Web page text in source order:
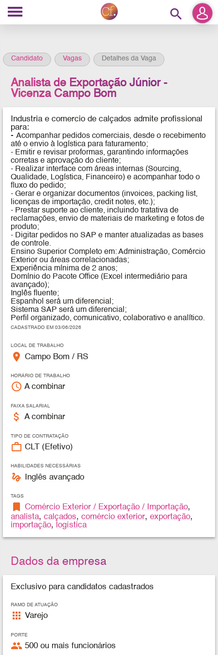
search
Candidato Vagas Detalhes da Vaga
Analista de Exportação Júnior -
Vicenza Campo Bom
Industria e comercio de calçados admite profissional
para:
-Acompanhar pedidos comerciais, desde o recebimento
até o envio à logística para faturamento;
- Emitir e revisar proformas, garantindo informações
corretas e aprovação do cliente;
- Realizar interface com áreas internas (Sourcing,
Qualidade, Logística, Financeiro) e acompanhar todo o
fluxo do pedido;
- Gerar e organizar documentos (invoices, packing list,
licenças de importação, credit notes, etc.);
- Prestar suporte ao cliente, incluindo tratativa de
reclamações, envio de materiais de marketing e fotos de
produto;
- Digitar pedidos no SAP e manter atualizadas as bases
de controle.
Ensino Superior Completo em: Administração, Comércio
Exterior ou áreas correlacionadas;
Experiência mínima de 2 anos;
Domínio do Pacote Office (Excel intermediário para
avançado);
Inglês fluente;
Espanhol será um diferencial;
Sistema SAP será um diferencial;
Perfil organizado, comunicativo, colaborativo e analítico.
CADASTRADO EM 03/06/2026
LOCAL DE TRABALHO
place Campo Bom / RS
HORÁRIO DE TRABALHO
access_time A combinar
FAIXA SALARIAL
attach_money A combinar
TIPO DE CONTRATAÇÃO
work_outline CLT (Efetivo)
HABILIDADES NECESSÁRIAS
gesture Inglês avançado
TAGS
bookmark Comércio Exterior / Exportação / Importação,
analista,calçados,comércio exterior,exportação,
importação, logística
Dados da empresa
Exclusivo para candidatos cadastrados
RAMO DE ATUAÇÃO
apps Varejo
PORTE
people 500 ou mais funcionários